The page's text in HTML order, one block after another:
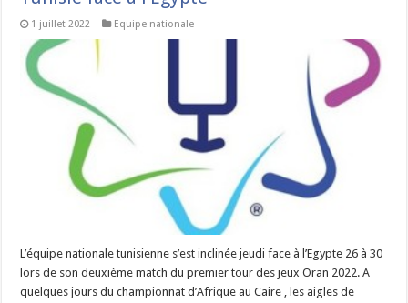
1 juillet 2022 Equipe nationale
L’équipe nationale tunisienne s’est inclinée jeudi face à l’Egypte 26 à 30
lors de son deuxième match du premier tour des jeux Oran 2022. A
quelques jours du championnat d’Afrique au Caire , les aigles de